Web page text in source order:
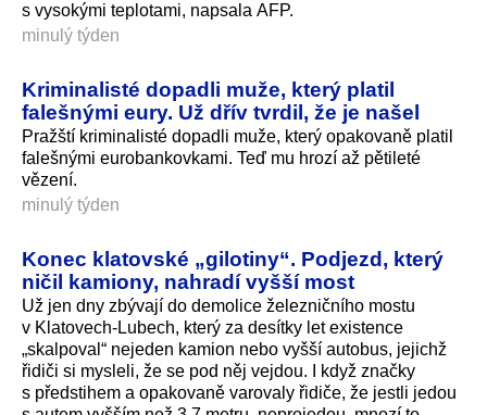
s vysokými teplotami, napsala AFP.
minulý týden
Kriminalisté dopadli muže, který platil
falešnými eury. Už dřív tvrdil, že je našel
Pražští kriminalisté dopadli muže, který opakovaně platil
falešnými eurobankovkami. Teď mu hrozí až pětileté
vězení.
minulý týden
Konec klatovské „gilotiny“. Podjezd, který
ničil kamiony, nahradí vyšší most
Už jen dny zbývají do demolice železničního mostu
v Klatovech-Lubech, který za desítky let existence
„skalpoval“ nejeden kamion nebo vyšší autobus, jejichž
řidiči si mysleli, že se pod něj vejdou. I když značky
s předstihem a opakovaně varovaly řidiče, že jestli jedou